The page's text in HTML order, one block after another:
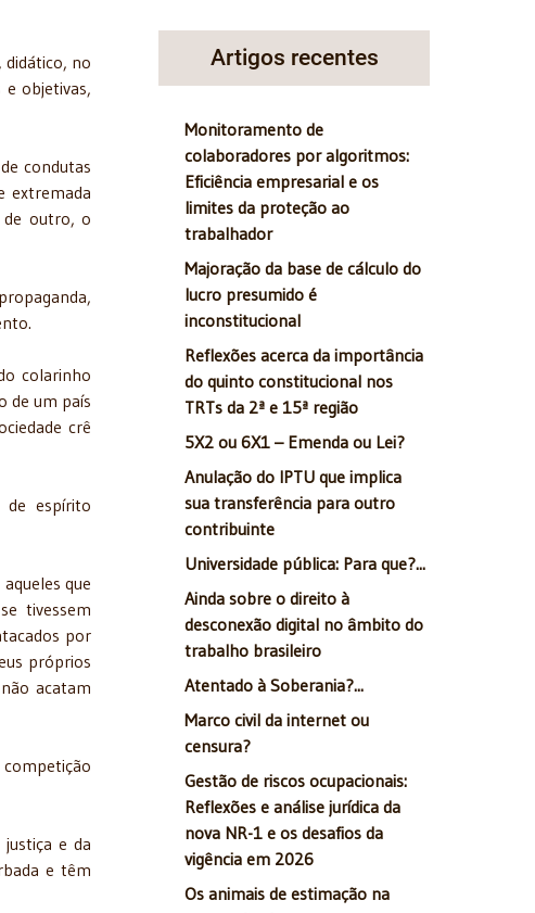
no
e objetivas,
condutas
extremada
de outro, o
colarinho
de um país
crê
de espírito
que
tivessem
por
próprios
acatam
e da
e têm
Artigos recentes
Monitoramento de
colaboradores por algoritmos:
Eficiência empresarial e os
limites da proteção ao
trabalhador
Majoração da base de cálculo do
lucro presumido é
inconstitucional
Reflexões acerca da importância
do quinto constitucional nos
TRTs da 2ª e 15ª região
5X2 ou 6X1 – Emenda ou Lei?
Anulação do IPTU que implica
sua transferência para outro
contribuinte
Universidade pública: Para que?...
Ainda sobre o direito à
desconexão digital no âmbito do
trabalho brasileiro
Atentado à Soberania?...
Marco civil da internet ou
censura?
Gestão de riscos ocupacionais:
Reflexões e análise jurídica da
nova NR-1 e os desafios da
vigência em 2026
Os animais de estimação na